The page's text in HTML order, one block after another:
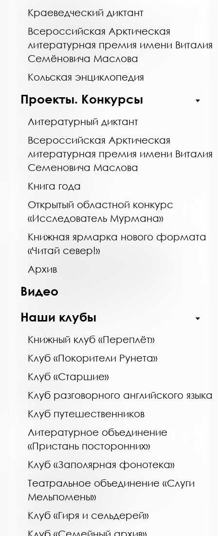
Краеведческий диктант
Всероссийская Арктическая
литературная премия имени Виталия
Семёновича Маслова
Кольская энциклопедия
Проекты. Конкурсы
Литературный диктант
Всероссийская Арктическая
литературная премия имени Виталия
Семеновича Маслова
Книга года
Открытый областной конкурс
«Исследователь Мурмана»
Книжная ярмарка нового формата
«Читай север!»
Архив
Видео
Наши клубы
Книжный клуб «Переплёт»
Клуб «Покорители Рунета»
Клуб «Старшие»
Клуб разговорного английского языка
Клуб путешественников
Литературное объединение
«Пристань посторонних»
Клуб «Заполярная фонотека»
Театральное объединение «Слуги
Мельпомены»
Клуб «Гиря и сельдерей»
Клуб «Семейный архив»
Название библиотеки:
Библиотечное объединение городского
поселения Молочный Кольского района
Мурманской области
Сокращенное название:
Почтовый индекс:
184365
Молочный
Улица, дом:
Телефон:
www:
http://www.bibmol.ru/
Название библиотеки:
Муниципальное бюджетное учреждение
культуры "Кольская детская библиотека"
муниципального образования Кольский
муниципальный округ Мурманской области
МБУК "Кольская детская библиотека"
Почтовый индекс:
184381
Город:
Улица, дом:
Победы, 7
Телефон:
8 (81553) 3-35-48
www:
https://bibliokinder.kulturu.ru
Название библиотеки:
библиотека - филиал
Сокращенное название:
МУК "МБ Кольского района"
Почтовый индекс: